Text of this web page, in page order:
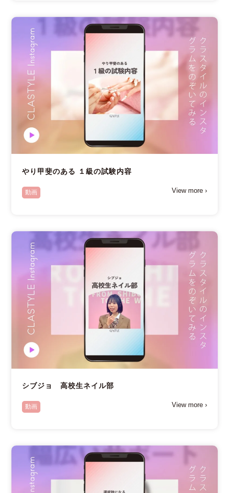
やり甲斐のある １級の試験内容
動画 View more ›
シブジョ 高校生ネイル部
動画 View more ›